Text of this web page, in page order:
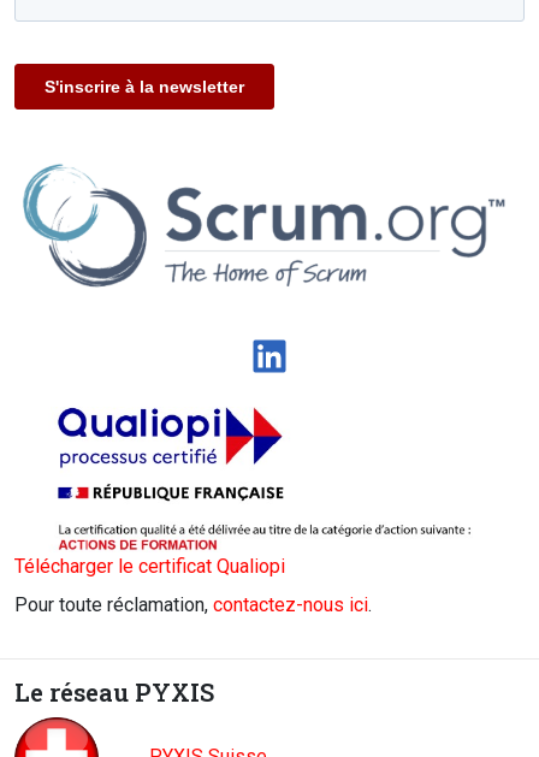
LinkedIn
Télécharger le certificat Qualiopi
Pour toute réclamation, contactez-nous ici.
Le réseau PYXIS